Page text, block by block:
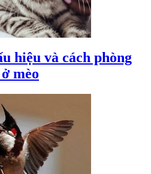
hiệu và cách phòng
mèo